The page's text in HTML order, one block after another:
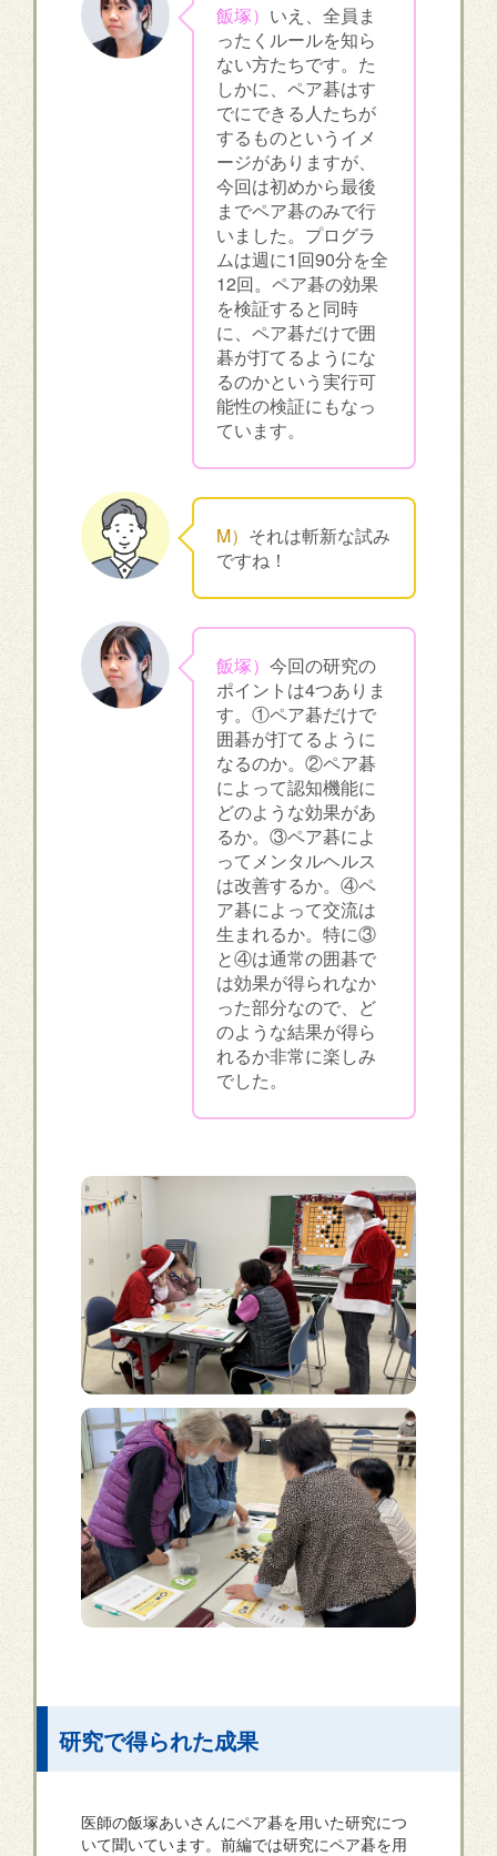
飯塚） いえ、全員ま
ったくルールを知ら
ない方たちです。た
しかに、ペア碁はす
でにできる人たちが
するものというイメ
ージがありますが、
今回は初めから最後
までペア碁のみで行
いました。プログラ
ムは週に1回90分を全
12回。ペア碁の効果
を検証すると同時
に、ペア碁だけで囲
碁が打てるようにな
るのかという実行可
能性の検証にもなっ
ています。
M） それは斬新な試み
ですね！
飯塚） 今回の研究の
ポイントは4つありま
す。①ペア碁だけで
囲碁が打てるように
なるのか。②ペア碁
によって認知機能に
どのような効果があ
るか。③ペア碁によ
ってメンタルヘルス
は改善するか。④ペ
ア碁によって交流は
生まれるか。特に③
と④は通常の囲碁で
は効果が得られなか
った部分なので、ど
のような結果が得ら
れるか非常に楽しみ
でした。
研究で得られた成果
医師の飯塚あいさんにペア碁を用いた研究につ
いて聞いています。前編では研究にペア碁を用